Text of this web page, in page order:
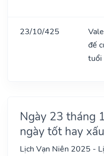
23/10/425
đế
tuổi
Ngày 23 tháng
ngày tốt hay
Lịch Vạn Niên 2025 -